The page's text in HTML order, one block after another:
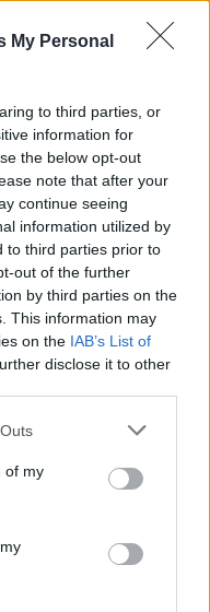
My Personal
to third parties, or
information for
the below opt-out
note that after your
continue seeing
information utilized by
to third parties prior to
out of the further
by third parties on the
This information may
on the IAB’s List of
disclose it to other
of my
ένα ρόδι κάθε